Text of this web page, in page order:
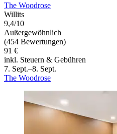
The Woodrose
Willits
9,4/10
Außergewöhnlich
(454 Bewertungen)
91 €
inkl. Steuern & Gebühren
7. Sept.–8. Sept.
The Woodrose